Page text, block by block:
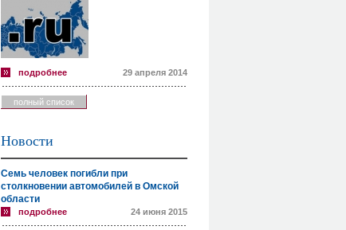
подробнее 29 апреля 2014
полный список
Новости
Семь человек погибли при
столкновении автомобилей в Омской
области
подробнее 24 июня 2015